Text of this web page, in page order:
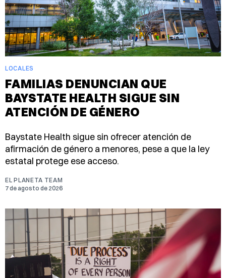
LOCALES
FAMILIAS DENUNCIAN QUE
BAYSTATE HEALTH SIGUE SIN
ATENCIÓN DE GÉNERO
Baystate Health sigue sin ofrecer atención de
afirmación de género a menores, pese a que la ley
estatal protege ese acceso.
EL PLANETA TEAM
7 de agosto de 2026